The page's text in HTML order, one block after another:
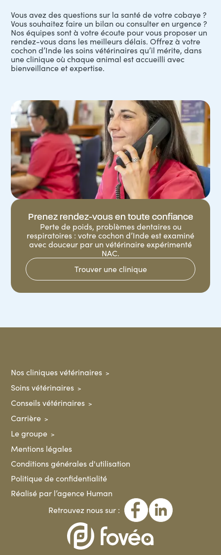
Vous avez des questions sur la santé de votre cobaye ?
Vous souhaitez faire un bilan ou consulter en urgence ?
Nos équipes sont à votre écoute pour vous proposer un
rendez-vous dans les meilleurs délais. Offrez à votre
cochon d’Inde les soins vétérinaires qu’il mérite, dans
une clinique où chaque animal est accueilli avec
bienveillance et expertise.
Prenez rendez-vous en toute confiance
Perte de poids, problèmes dentaires ou
respiratoires : votre cochon d’Inde est examiné
avec douceur par un vétérinaire expérimenté
NAC.
Trouver une clinique
Nos cliniques vétérinaires
Soins vétérinaires
Conseils vétérinaires
Carrière
Le groupe
Mentions légales
Conditions générales d'utilisation
Politique de confidentialité
Réalisé par l’agence Human
Retrouvez nous sur :